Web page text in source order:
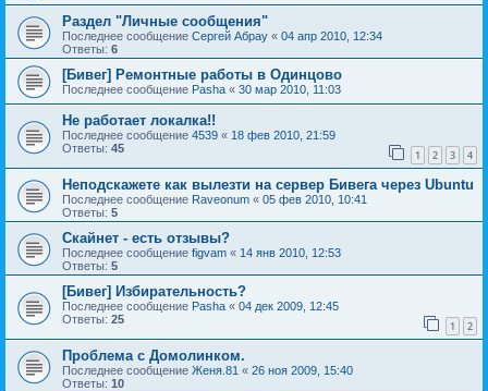
Раздел "Личные сообщения"
Последнее сообщение Сергей Абрау « 04 апр 2010, 12:34
Ответы: 6
[Бивег] Ремонтные работы в Одинцово
Последнее сообщение Pasha « 30 мар 2010, 11:03
Не работает локалка!!
Последнее сообщение 4539 « 18 фев 2010, 21:59
Ответы: 45 1 2 3 4
Неподскажете как вылезти на сервер Бивега через Ubuntu
Последнее сообщение Raveonum « 05 фев 2010, 10:41
Ответы: 5
Скайнет - есть отзывы?
Последнее сообщение figvam « 14 янв 2010, 12:53
Ответы: 5
[Бивег] Избирательность?
Последнее сообщение Pasha « 04 дек 2009, 12:45
Ответы: 25 1 2
Проблема с Домолинком.
Последнее сообщение Женя.81 « 26 ноя 2009, 15:40
Ответы: 10